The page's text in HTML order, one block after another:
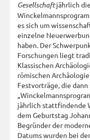
Gesellschaftjährlich
es sich um
einzelne
haben. Der
Forschungen liegt
Klassischen
römischen
Festvorträge, die dann
jährlich stattfindende
dem Geburtstag
Begründer der
Datums wurden bei